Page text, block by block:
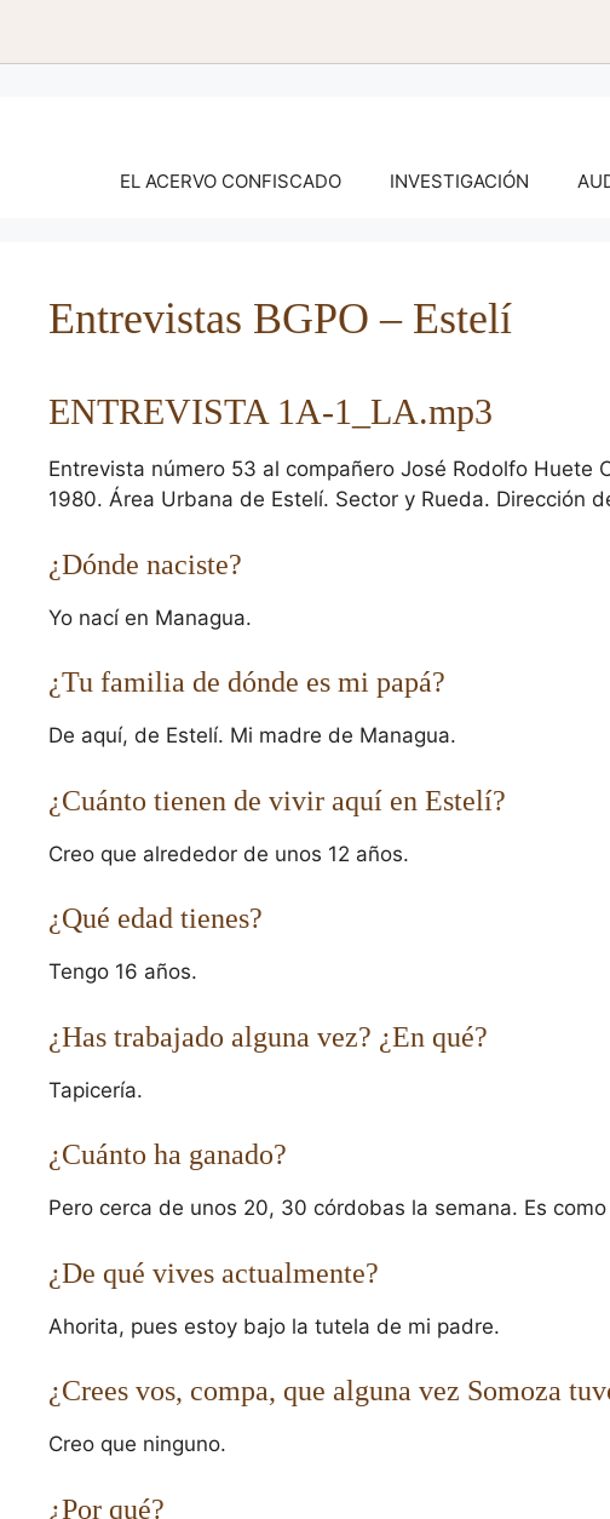
EL ACERVO CONFISCADO INVESTIGACIÓN
Entrevistas BGPO – Estelí
ENTREVISTA 1A-1_LA.mp3
Entrevista número 53 al compañero José Rodolfo
1980. Área Urbana de Estelí. Sector y Rueda. Dirección
¿Dónde naciste?
Yo nací en Managua.
¿Tu familia de dónde es mi papá?
De aquí, de Estelí. Mi madre de Managua.
¿Cuánto tienen de vivir aquí en Estelí?
Creo que alrededor de unos 12 años.
¿Qué edad tienes?
Tengo 16 años.
¿Has trabajado alguna vez? ¿En qué?
Tapicería.
¿Cuánto ha ganado?
Pero cerca de unos 20, 30 córdobas la semana. Es
¿De qué vives actualmente?
Ahorita, pues estoy bajo la tutela de mi padre.
¿Crees vos, compa, que alguna vez Somoza
Creo que ninguno.
¿Por qué?